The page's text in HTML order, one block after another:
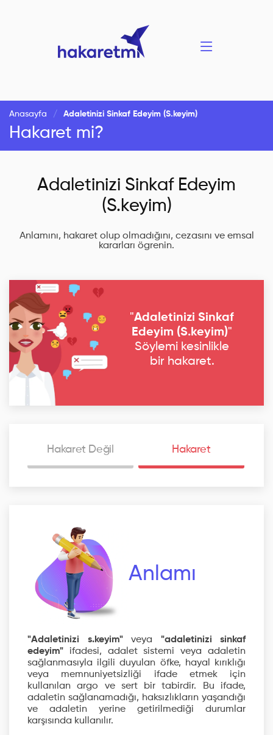
Anasayfa Adaletinizi Sinkaf Edeyim (S.keyim)
Hakaret mi?
Adaletinizi Sinkaf Edeyim
(S.keyim)
Anlamını, hakaret olup olmadığını, cezasını ve emsal
kararları ögrenin.
"Adaletinizi Sinkaf
Edeyim (S.keyim)"
Söylemi kesinlikle
bir hakaret.
Hakaret Değil Hakaret
Anlamı
"Adaletinizi s.keyim" veya "adaletinizi sinkaf
edeyim" ifadesi, adalet sistemi veya adaletin
sağlanmasıyla ilgili duyulan öfke, hayal kırıklığı
veya memnuniyetsizliği ifade etmek için
kullanılan argo ve sert bir tabirdir. Bu ifade,
adaletin sağlanamadığı, haksızlıkların yaşandığı
ve adaletin yerine getirilmediği durumlar
karşısında kullanılır.